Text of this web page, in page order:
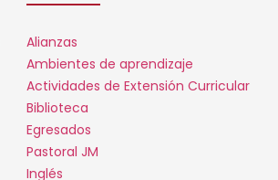
Alianzas
Ambientes de aprendizaje
Actividades de Extensión Curricular
Biblioteca
Egresados
Pastoral JM
Inglés